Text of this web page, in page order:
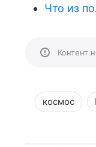
Что из
Контент
космос